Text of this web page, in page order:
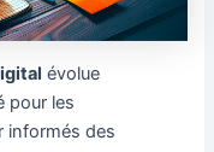
évolue
pour les
informés des